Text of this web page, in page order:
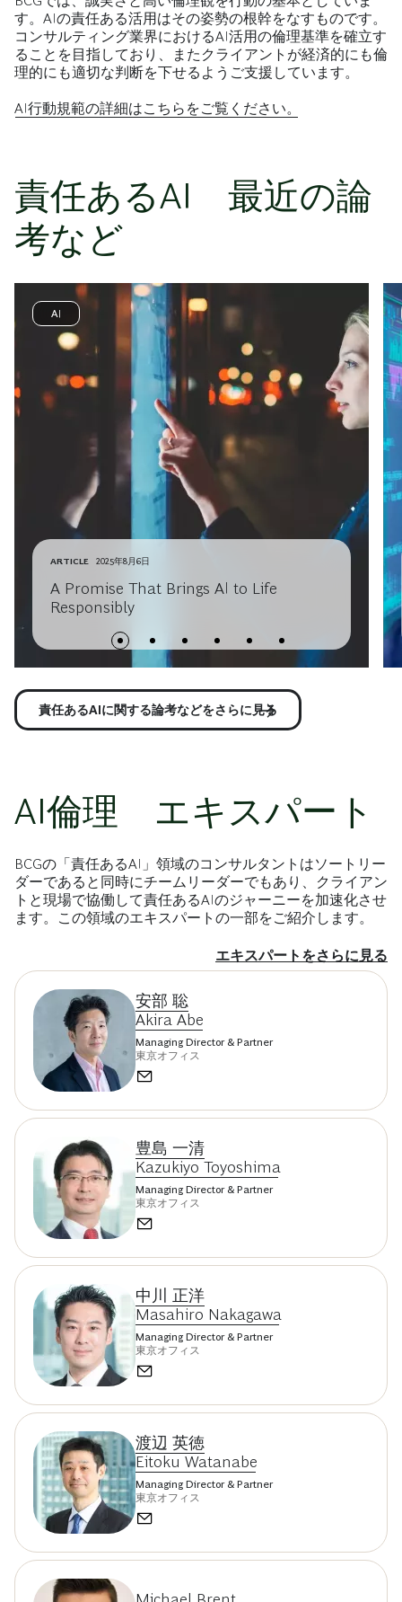
す。AIの責任ある活用はその姿勢の根幹をなすものです。
コンサルティング業界におけるAI活用の倫理基準を確立す
ることを目指しており、またクライアントが経済的にも倫
理的にも適切な判断を下せるようご支援しています。
AI行動規範の詳細はこちらをご覧ください。
責任あるAI 最近の論
考など
AI
ARTICLE 2025年8月6日
A Promise That Brings AI to Life
Responsibly
責任あるAIに関する論考などをさらに見る
AI倫理 エキスパート
BCGの「責任あるAI」領域のコンサルタントはソートリー
ダーであると同時にチームリーダーでもあり、クライアン
トと現場で協働して責任あるAIのジャーニーを加速化させ
ます。この領域のエキスパートの一部をご紹介します。
エキスパートをさらに見る
安部 聡
Akira Abe
Managing Director & Partner
東京オフィス
豊島 一清
Kazukiyo Toyoshima
Managing Director & Partner
東京オフィス
中川 正洋
Masahiro Nakagawa
Managing Director & Partner
東京オフィス
渡辺 英徳
Eitoku Watanabe
Managing Director & Partner
東京オフィス